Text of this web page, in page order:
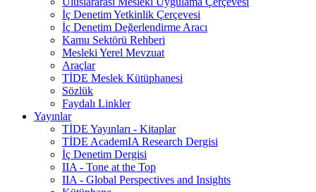
İç Denetim Yetkinlik Çerçevesi
İç Denetim Değerlendirme Aracı
Kamu Sektörü Rehberi
Mesleki Yerel Mevzuat
Araçlar
TİDE Meslek Kütüphanesi
Sözlük
Faydalı Linkler
Yayınlar
TİDE Yayınları - Kitaplar
TİDE AcademIA Research Dergisi
İç Denetim Dergisi
IIA - Tone at the Top
IIA - Global Perspectives and Insights